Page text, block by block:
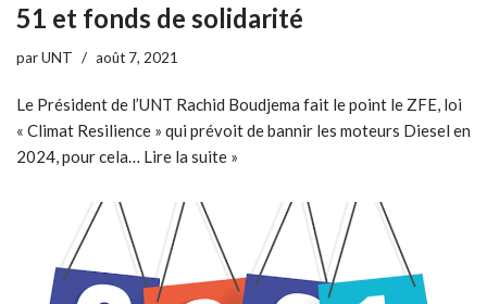
51 et fonds de solidarité
parUNT août 7, 2021
Le Président de l’UNT Rachid Boudjema fait le point le ZFE, loi
« Climat Resilience » qui prévoit de bannir les moteurs Diesel en
2024, pour cela… Lire la suite »